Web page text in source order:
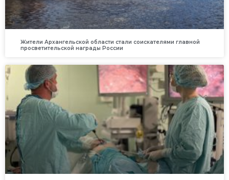
Жители Архангельской области стали соискателями главной
просветительской награды России